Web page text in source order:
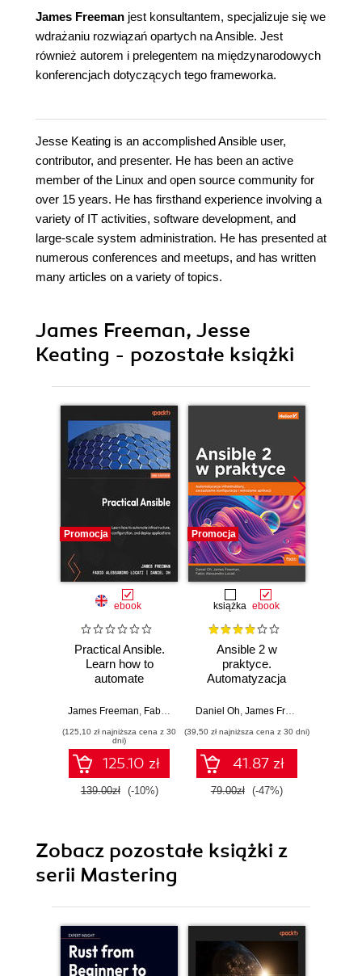
James Freeman jest konsultantem, specjalizuje się we
wdrażaniu rozwiązań opartych na Ansible. Jest
również autorem i prelegentem na międzynarodowych
konferencjach dotyczących tego frameworka.
Jesse Keating is an accomplished Ansible user,
contributor, and presenter. He has been an active
member of the Linux and open source community for
over 15 years. He has firsthand experience involving a
variety of IT activities, software development, and
large-scale system administration. He has presented at
numerous conferences and meetups, and has written
many articles on a variety of topics.
James Freeman, Jesse
Keating - pozostałe książki
Promocja
ebook
Practical Ansible.
Learn how to
automate
manage
deploy applications
- Second Edition
James Freeman Fabio Alessandro Locati ,Daniel Oh
(125,10 zł najniższa cena z 30
dni)
125.10 zł
139.00zł (-10%)
Promocja
książka ebook
Ansible 2 w
praktyce.
Automatyzacja
zarządzanie
wdrażanie aplikacji
Daniel Oh James Freeman
(39,50 zł najniższa cena z 30 dni)
41.87 zł
79.00zł (-47%)
Zobacz pozostałe książki z
serii Mastering